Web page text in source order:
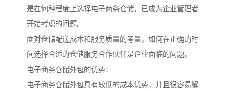
是在何种程度上选择电子商务仓储，已成为企业管理者
开始考虑的问题。
面对仓储配送成本和服务质量的考量，如何在正确的时
间选择合适的仓储服务合作伙伴是企业面临的问题。
电子商务仓储外包的优势：
电子商务仓储外包具有较低的成本优势，并且很容易解